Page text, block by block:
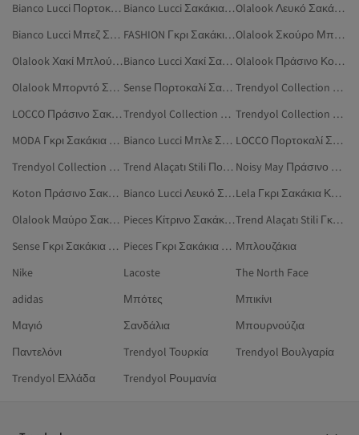
Bianco Lucci Πορτοκαλί Σακάκια Και Γιλέκα
Bianco Lucci Σακάκια Και Γιλέκα
Olalook Λευκό Σακάκια
Bianco Lucci Μπεζ Σακάκια Και Γιλέκα
FASHION Γκρι Σακάκια Και Γιλέκα
Olalook Σκούρο Μπλε Σακάκια
Olalook Χακί Μπλούζα Και Τουνίκ Και Μπουστιέ
Bianco Lucci Χακί Σακάκια Και Γιλέκα
Olalook Πράσινο Κορμάκι
Olalook Μπορντό Σακάκια
Sense Πορτοκαλί Σακάκια Και Γιλέκα
Trendyol Collection Χακί Σακάκια Και Γιλέκα
LOCCO Πράσινο Σακάκια Και Γιλέκα
Trendyol Collection Μπλε Σακάκια Και Γιλέκα
Trendyol Collection Κίτρινο Σακάκια Και Γιλέκα
MODA Γκρι Σακάκια Και Γιλέκα
Bianco Lucci Μπλε Σακάκια Και Γιλέκα
LOCCO Πορτοκαλί Σακάκια Και Γιλέκα
Trendyol Collection Μωβ Σακάκια Και Γιλέκα
Trend Alaçatı Stili Πορτοκαλί Σακάκια Και Γιλέκα
Noisy May Πράσινο Σακάκια Και Γιλέκα
Koton Πράσινο Σακάκια Και Γιλέκα
Bianco Lucci Λευκό Σακάκια Και Γιλέκα
Lela Γκρι Σακάκια Και Γιλέκα
Olalook Μαύρο Σακάκια
Pieces Κίτρινο Σακάκια Και Γιλέκα
Trend Alaçatı Stili Γκρι Σακάκια Και Γιλέκα
Sense Γκρι Σακάκια Και Γιλέκα
Pieces Γκρι Σακάκια Και Γιλέκα Μπλουζάκια
Nike
Lacoste
The North Face
adidas
Μπότες
Μπικίνι
Μαγιό
Σανδάλια
Μπουρνούζια
Παντελόνι
Trendyol Τουρκία
Trendyol Βουλγαρία
Trendyol Ελλάδα
Trendyol Ρουμανία